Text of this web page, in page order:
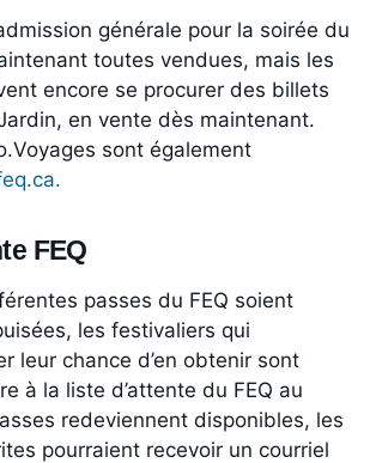
générale pour la soirée du
toutes vendues, mais les
encore se procurer des billets
en vente dès maintenant.
sont également
FEQ
passes du FEQ soient
les festivaliers qui
leur chance d’en obtenir sont
à la liste d’attente du FEQ au
redeviennent disponibles, les
pourraient recevoir un courriel